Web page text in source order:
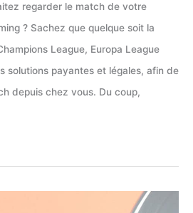
regarder le match de votre
? Sachez que quelque soit la
League, Europa League
solutions payantes et légales, afin de
depuis chez vous. Du coup,